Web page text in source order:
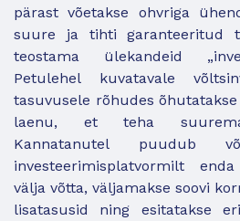
pärast võetakse ohvriga
suure ja tihti garanteeritud
teostama ülekandeid
Petulehel kuvatavale
tasuvusele rõhudes
laenu, et teha
Kannatanutel puudub
investeerimisplatvormilt
välja võtta, väljamakse soovi
lisatasusid ning esitatakse